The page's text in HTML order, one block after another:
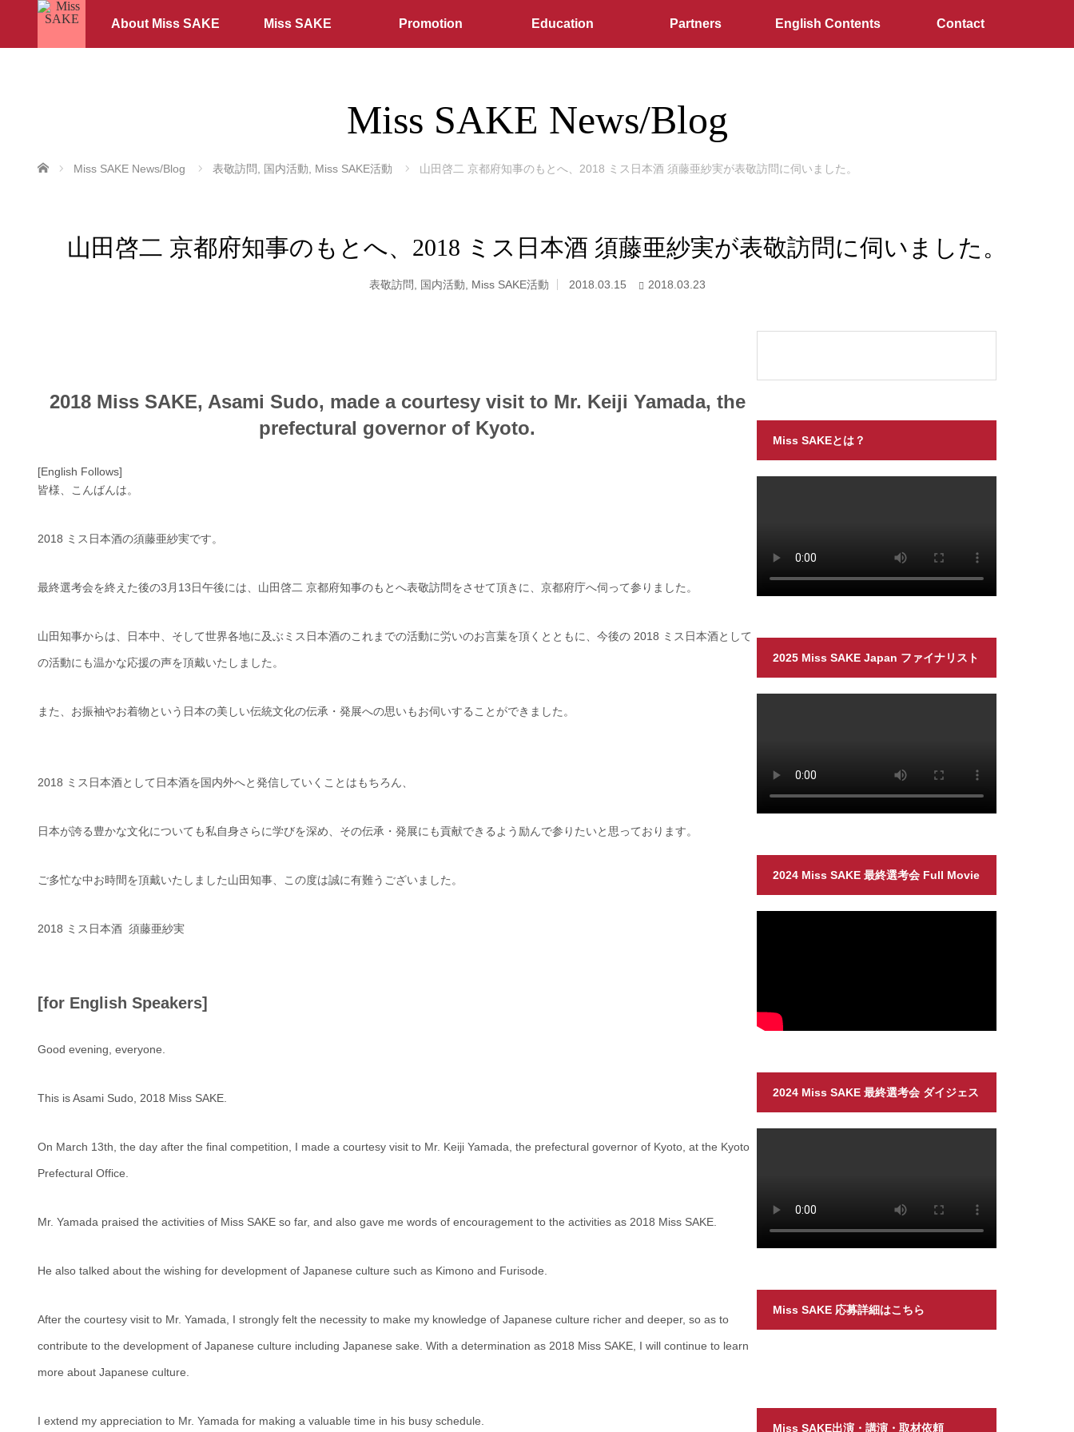
About Miss SAKE Miss SAKE Promotion Education Partners English Contents Contact
Miss SAKE News/Blog
ホーム Miss SAKE News/Blog 表敬訪問 国内活動 Miss SAKE活動 山田啓二 京都府知事のもとへ、2018 ミス日本酒 須藤亜紗実が表敬訪問に伺いました。
山田啓二 京都府知事のもとへ、2018 ミス日本酒 須藤亜紗実が表敬訪問に伺いました。
表敬訪問 国内活動 Miss SAKE活動 2018.03.15 2018.03.23
2018 Miss SAKE, Asami Sudo, made a courtesy visit to Mr. Keiji Yamada, the
prefectural governor of Kyoto.
[English Follows]
皆様、こんばんは。
2018 ミス日本酒の須藤亜紗実です。
最終選考会を終えた後の3月13日午後には、山田啓二 京都府知事のもとへ表敬訪問をさせて頂きに、京都府庁へ伺って参りました。
山田知事からは、日本中、そして世界各地に及ぶミス日本酒のこれまでの活動に労いのお言葉を頂くとともに、今後の 2018 ミス日本酒として
の活動にも温かな応援の声を頂戴いたしました。
また、お振袖やお着物という日本の美しい伝統文化の伝承・発展への思いもお伺いすることができました。
2018 ミス日本酒として日本酒を国内外へと発信していくことはもちろん、
日本が誇る豊かな文化についても私自身さらに学びを深め、その伝承・発展にも貢献できるよう励んで参りたいと思っております。
ご多忙な中お時間を頂戴いたしました山田知事、この度は誠に有難うございました。
2018 ミス日本酒 須藤亜紗実
[for English Speakers]
Good evening, everyone.
This is Asami Sudo, 2018 Miss SAKE.
On March 13th, the day after the final competition, I made a courtesy visit to Mr. Keiji Yamada, the prefectural governor of Kyoto, at the Kyoto
Prefectural Office.
Mr. Yamada praised the activities of Miss SAKE so far, and also gave me words of encouragement to the activities as 2018 Miss SAKE.
He also talked about the wishing for development of Japanese culture such as Kimono and Furisode.
After the courtesy visit to Mr. Yamada, I strongly felt the necessity to make my knowledge of Japanese culture richer and deeper, so as to
contribute to the development of Japanese culture including Japanese sake. With a determination as 2018 Miss SAKE, I will continue to learn
more about Japanese culture.
I extend my appreciation to Mr. Yamada for making a valuable time in his busy schedule.
Miss SAKEとは？
2025 Miss SAKE Japan ファイナリスト
2024 Miss SAKE 最終選考会 Full Movie
2024 Miss SAKE 最終選考会 ダイジェス
ト
Miss SAKE 応募詳細はこちら
Miss SAKE出演・講演・取材依頼